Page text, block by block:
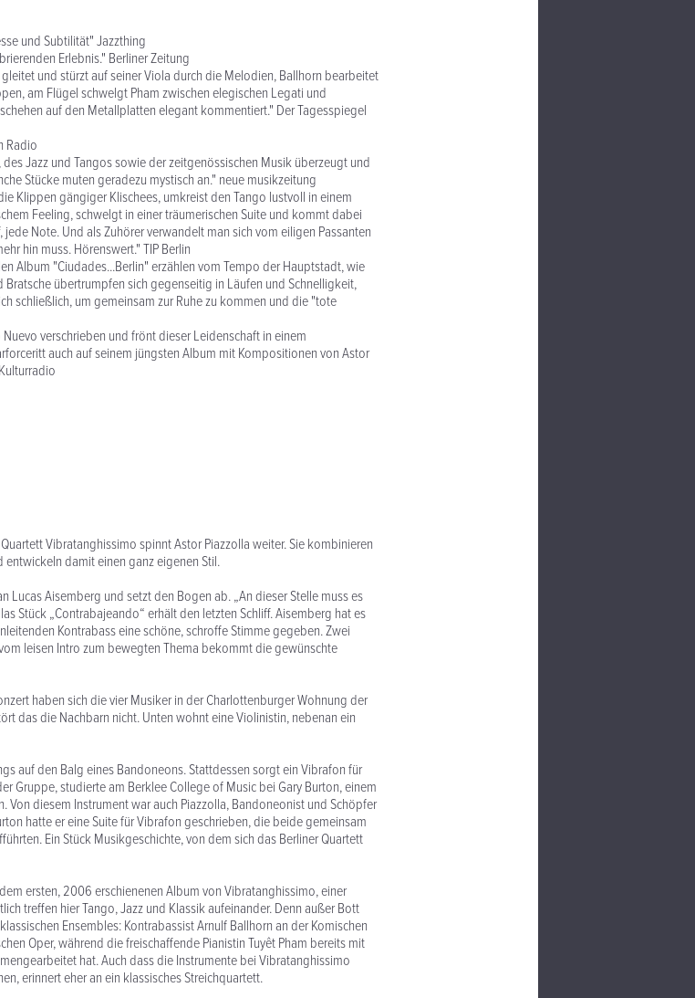
und Subtilität" Jazzthing
Erlebnis." Berliner Zeitung
und stürzt auf seiner Viola durch die Melodien, Ballhorn bearbeitet
am Flügel schwelgt Pham zwischen elegischen Legati und
auf den Metallplatten elegant kommentiert." Der Tagesspiegel
Radio
Jazz und Tangos sowie der zeitgenössischen Musik überzeugt und
Stücke muten geradezu mystisch an." neue musikzeitung
Klippen gängiger Klischees, umkreist den Tango lustvoll in einem
Feeling, schwelgt in einer träumerischen Suite und kommt dabei
Note. Und als Zuhörer verwandelt man sich vom eiligen Passanten
hin muss. Hörenswert." TIP Berlin
Album "Ciudades...Berlin" erzählen vom Tempo der Hauptstadt, wie
übertrumpfen sich gegenseitig in Läufen und Schnelligkeit,
schließlich, um gemeinsam zur Ruhe zu kommen und die "tote
verschrieben und frönt dieser Leidenschaft in einem
auch auf seinem jüngsten Album mit Kompositionen von Astor
Vibratanghissimo spinnt Astor Piazzolla weiter. Sie kombinieren
damit einen ganz eigenen Stil.
Lucas Aisemberg und setzt den Bogen ab. „An dieser Stelle muss es
Stück „Contrabajeando“ erhält den letzten Schliff. Aisemberg hat es
Kontrabass eine schöne, schroffe Stimme gegeben. Zwei
leisen Intro zum bewegten Thema bekommt die gewünschte
haben sich die vier Musiker in der Charlottenburger Wohnung der
das die Nachbarn nicht. Unten wohnt eine Violinistin, nebenan ein
auf den Balg eines Bandoneons. Stattdessen sorgt ein Vibrafon für
Gruppe, studierte am Berklee College of Music bei Gary Burton, einem
Von diesem Instrument war auch Piazzolla, Bandoneonist und Schöpfer
hatte er eine Suite für Vibrafon geschrieben, die beide gemeinsam
Ein Stück Musikgeschichte, von dem sich das Berliner Quartett
ersten, 2006 erschienenen Album von Vibratanghissimo, einer
treffen hier Tango, Jazz und Klassik aufeinander. Denn außer Bott
Ensembles: Kontrabassist Arnulf Ballhorn an der Komischen
Oper, während die freischaffende Pianistin Tuyêt Pham bereits mit
hat. Auch dass die Instrumente bei Vibratanghissimo
erinnert eher an ein klassisches Streichquartett.